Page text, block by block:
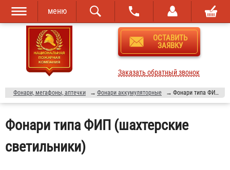
Перейти к
основному
содержанию
Skip to
navigation
меню
ОСТАВИТЬ
ЗАЯВКУ
Заказать обратный звонок
Фонари, мегафоны, аптечки → Фонари аккумуляторные → Фонари типа ФИП (шахтерские светильники)
Фонари типа ФИП (шахтерские
светильники)